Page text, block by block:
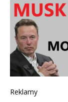
Reklamy